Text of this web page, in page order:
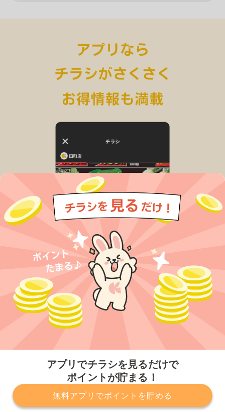
アプリでチラシを見るだけで
ポイントが貯まる！
無料アプリでポイントを貯める
プライバシーポリシー 利用規約
運営会社